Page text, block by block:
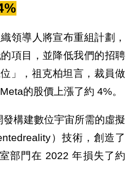
領導人將宣布重組計劃，
項目，並降低我們的招聘
」，祖克柏坦言，裁員做
的股價上漲了約 4%。
構建數位宇宙所需的虛擬
）技術，創造了
部門在 2022 年損失了約